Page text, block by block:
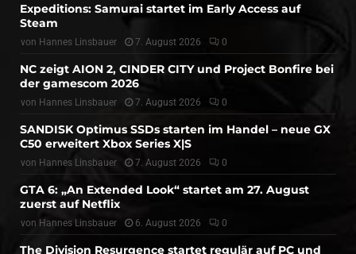
Expeditions: Samurai startet im Early Access auf
Steam
von Hannes Linsbauer 7. August 2026 0
NC zeigt AION 2, CINDER CITY und Project Bonfire bei
der gamescom 2026
von Hannes Linsbauer 7. August 2026 0
SANDISK Optimus SSDs starten im Handel – neue GX
C50 erweitert Xbox Series X|S
von Hannes Linsbauer 7. August 2026 0
GTA 6: „An Extended Look“ startet am 27. August
zuerst auf Netflix
von Hannes Linsbauer 6. August 2026 0
The Division Resurgence startet regulär auf PC und